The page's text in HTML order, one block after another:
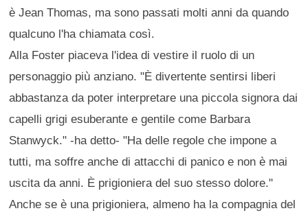
è Jean Thomas, ma sono passati molti anni da quando
qualcuno l'ha chiamata così.
Alla Foster piaceva l'idea di vestire il ruolo di un
personaggio più anziano. "È divertente sentirsi liberi
abbastanza da poter interpretare una piccola signora dai
capelli grigi esuberante e gentile come Barbara
Stanwyck." -ha detto- "Ha delle regole che impone a
tutti, ma soffre anche di attacchi di panico e non è mai
uscita da anni. È prigioniera del suo stesso dolore."
Anche se è una prigioniera, almeno ha la compagnia del